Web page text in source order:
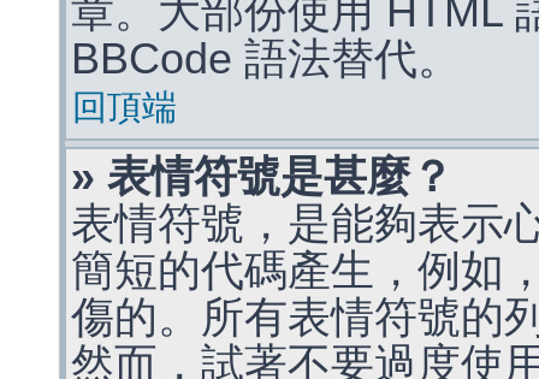
章。大部份使用 HTML
BBCode 語法替代。
回頂端
» 表情符號是甚麼？
表情符號，是能夠表示
簡短的代碼產生，例如
傷的。所有表情符號的
然而，試著不要過度使